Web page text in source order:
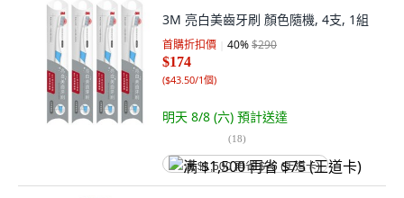
3M 亮白美齒牙刷 顏色隨機, 4支, 1組
首購折扣價 40%$290
$174
($43.50/1個)
明天 8/8 (六) 預計送達
(18)
满 $1,500 再省 $75 (王道卡)